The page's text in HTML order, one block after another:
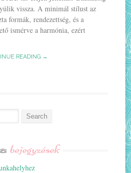
vissza. A minimál stílust az
formák, rendezettség, és a
ismérve a harmónia, ezért
READING →
bejegyzések